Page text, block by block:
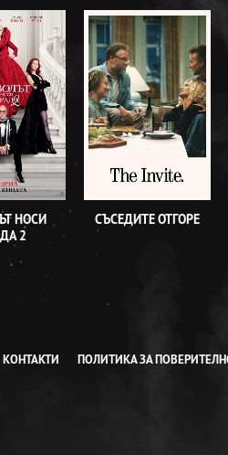
НОСИ
2
СЪСЕДИТЕ ОТГОРЕ
КОНТАКТИ ПОЛИТИКА ЗА